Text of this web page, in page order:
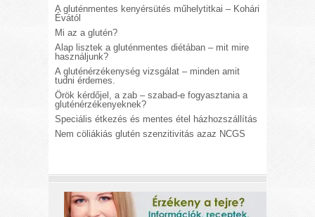
A gluténmentes kenyérsütés műhelytitkai – Kohári
Évától
Mi az a glutén?
Alap lisztek a gluténmentes diétában – mit mire
használjunk?
A gluténérzékenység vizsgálat – minden amit
tudni érdemes.
Örök kérdőjel, a zab – szabad-e fogyasztania a
gluténérzékenyeknek?
Speciális étkezés és mentes étel házhozszállítás
Nem cöliákiás glutén szenzitivitás azaz NCGS